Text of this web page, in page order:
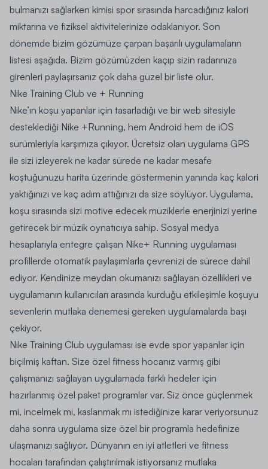
bulmanızı sağlarken kimisi spor sırasında harcadığınız kalori
miktarına ve fiziksel aktivitelerinize odaklanıyor. Son
dönemde bizim gözümüze çarpan başarılı uygulamaların
listesi aşağıda. Bizim gözümüzden kaçıp sizin radarınıza
girenleri paylaşırsanız çok daha güzel bir liste olur.
Nike Training Club ve + Running
Nike’ın koşu yapanlar için tasarladığı ve bir web sitesiyle
desteklediği Nike +Running, hem Android hem de iOS
sürümleriyla karşımıza çıkıyor. Ücretsiz olan uygulama GPS
ile sizi izleyerek ne kadar sürede ne kadar mesafe
koştuğunuzu harita üzerinde göstermenin yanında kaç kalori
yaktığınızı ve kaç adım attığınızı da size söylüyor. Uygulama,
koşu sırasında sizi motive edecek müziklerle enerjinizi yerine
getirecek bir müzik oynatıcıya sahip. Sosyal medya
hesaplarıyla entegre çalışan Nike+ Running uygulaması
profillerde otomatik paylaşımlarla çevrenizi de sürece dahil
ediyor. Kendinize meydan okumanızı sağlayan özellikleri ve
uygulamanın kullanıcıları arasında kurduğu etkileşimle koşuyu
sevenlerin mutlaka denemesi gereken uygulamalarda başı
çekiyor.
Nike Training Club uygulaması ise evde spor yapanlar için
biçilmiş kaftan. Size özel fitness hocanız varmış gibi
çalışmanızı sağlayan uygulamada farklı hedeler için
hazırlanmış özel paket programlar var. Siz önce güçlenmek
mi, incelmek mi, kaslanmak mı istediğinize karar veriyorsunuz
daha sonra uygulama size özel bir programla hedefinize
ulaşmanızı sağlıyor. Dünyanın en iyi atletleri ve fitness
hocaları tarafından çalıştırılmak istiyorsanız mutlaka